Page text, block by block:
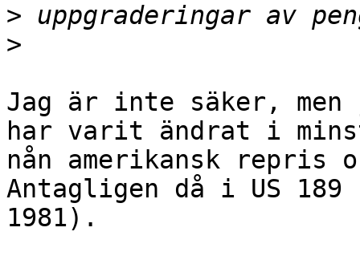
>
>
Jag är inte säker,
har varit ändrat i
nån amerikansk repris
Antagligen då i US
1981).